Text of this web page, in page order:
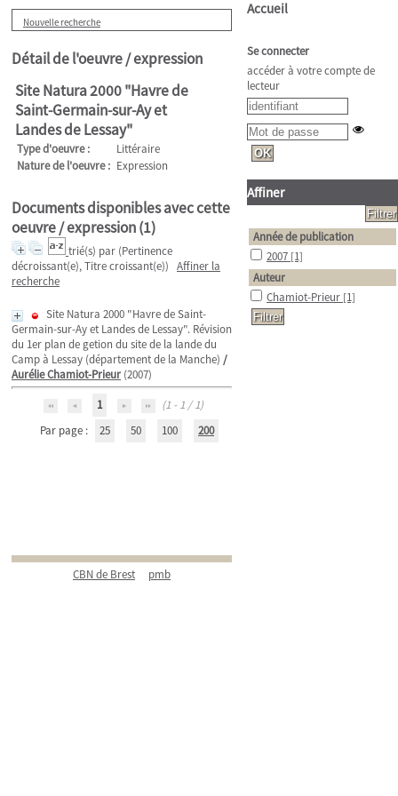
Nouvelle recherche
Détail de l'oeuvre / expression
Site Natura 2000 "Havre de
Saint-Germain-sur-Ay et
Landes de Lessay"
Type d'oeuvre :
Littéraire
Nature de l'oeuvre : Expression
Documents disponibles avec cette
oeuvre / expression (1)
trié(s) par (Pertinence
décroissant(e), Titre croissant(e)) Affiner la
recherche
Site Natura 2000 "Havre de Saint-
Germain-sur-Ay et Landes de Lessay". Révision
du 1er plan de getion du site de la lande du
Camp à Lessay (département de la Manche) /
Aurélie Chamiot-Prieur (2007)
1
(1 - 1 / 1)
Par page :
25 50 100 200
CBN de Brest pmb
Accueil
Se connecter
accéder à votre compte de
lecteur
Affiner
Année de publication
2007 [1]
Auteur
Chamiot-Prieur [1]